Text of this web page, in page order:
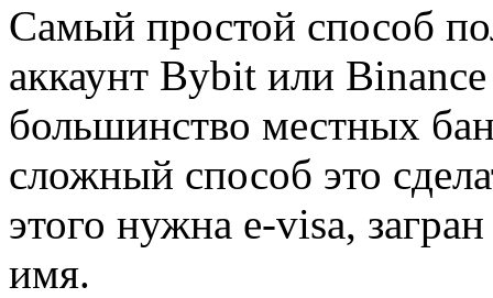
Самый простой способ
аккаунт Bybit или
большинство местных
сложный способ это
этого нужна e-visa,
имя.